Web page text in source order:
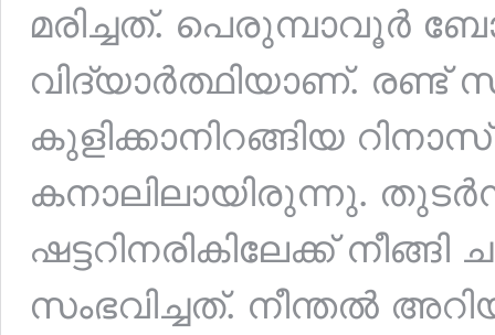
മരിച്ചത്. പെരുമ്പാവൂർ
വിദ്യാർത്ഥിയാണ്. രണ്ട്
കുളിക്കാനിറങ്ങിയ
കനാലിലായിരുന്നു.
ഷട്ടറിനരികിലേക്ക്
സംഭവിച്ചത്. നീന്തൽ